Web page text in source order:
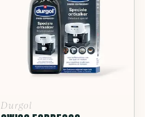
Durgol